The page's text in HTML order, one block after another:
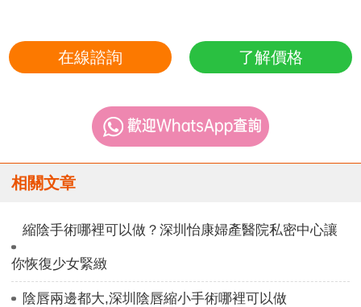
在線諮詢 了解價格
相關文章
縮陰手術哪裡可以做？深圳怡康婦產醫院私密中心讓
你恢復少女緊緻
陰唇兩邊都大,深圳陰唇縮小手術哪裡可以做